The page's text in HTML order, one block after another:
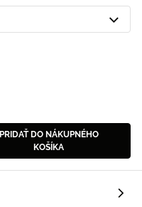
PRIDAŤ DO NÁKUPNÉHO
KOŠÍKA